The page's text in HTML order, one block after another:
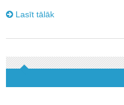
Lasīt tālāk